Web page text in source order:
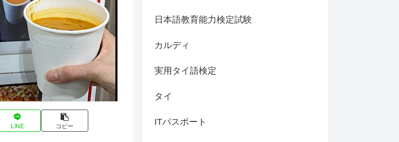
LINE コピー
日本語教育能力検定試験
カルディ
実用タイ語検定
タイ
ITパスポート